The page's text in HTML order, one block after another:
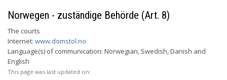
Norwegen - zuständige Behörde (Art. 8)
The courts
Internet: www.domstol.no
Language(s) of communication: Norwegian, Swedish, Danish and
English
This page was last updated on: